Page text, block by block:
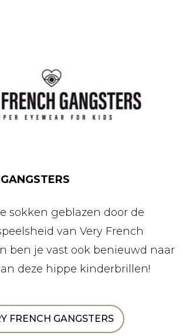
sokken geblazen door de
van Very French
ben je vast ook benieuwd naar
deze hippe kinderbrillen!
FRENCH GANGSTERS